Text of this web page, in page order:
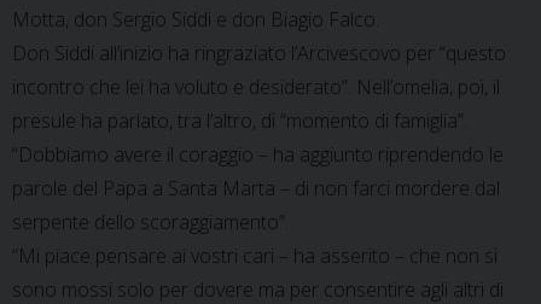
Motta, don Sergio Siddi e don Biagio Falco.
Don Siddi all’inizio ha ringraziato l’Arcivescovo per “questo
incontro che lei ha voluto e desiderato”. Nell’omelia, poi, il
presule ha parlato, tra l’altro, di “momento di famiglia”.
“Dobbiamo avere il coraggio – ha aggiunto riprendendo le
parole del Papa a Santa Marta – di non farci mordere dal
serpente dello scoraggiamento”.
“Mi piace pensare ai vostri cari – ha asserito – che non si
sono mossi solo per dovere ma per consentire agli altri di